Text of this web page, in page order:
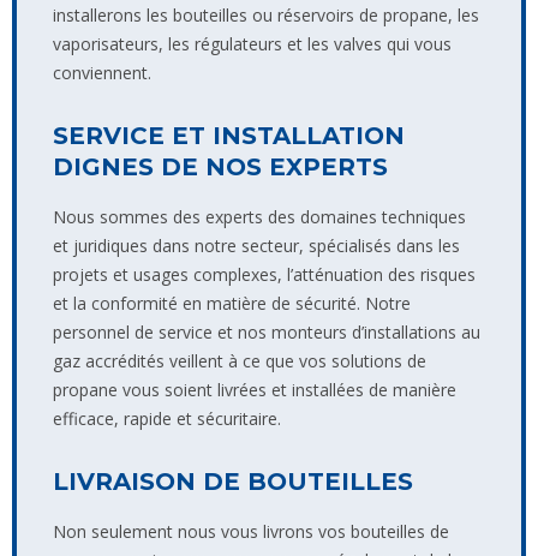
installerons les bouteilles ou réservoirs de propane, les
vaporisateurs, les régulateurs et les valves qui vous
conviennent.
SERVICE ET INSTALLATION
DIGNES DE NOS EXPERTS
Nous sommes des experts des domaines techniques
et juridiques dans notre secteur, spécialisés dans les
projets et usages complexes, l’atténuation des risques
et la conformité en matière de sécurité. Notre
personnel de service et nos monteurs d’installations au
gaz accrédités veillent à ce que vos solutions de
propane vous soient livrées et installées de manière
efficace, rapide et sécuritaire.
LIVRAISON DE BOUTEILLES
Non seulement nous vous livrons vos bouteilles de